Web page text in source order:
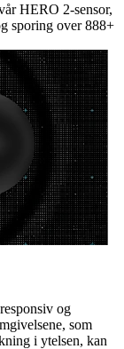
HERO 2-sensor,
sporing over 888+
og
som
i ytelsen, kan